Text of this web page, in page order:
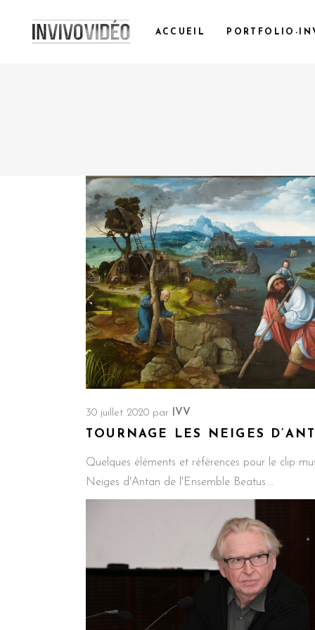
ACCUEIL PORTFOLIO-
30 juillet 2020 par IVV
TOURNAGE LES NEIGES
Quelques éléments et références pour le clip
Neiges d'Antan de l'Ensemble Beatus